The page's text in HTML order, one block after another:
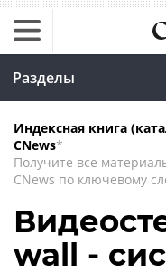
Разделы
Индексная книга
CNews*
Получите все
CNews по ключевому
wall -